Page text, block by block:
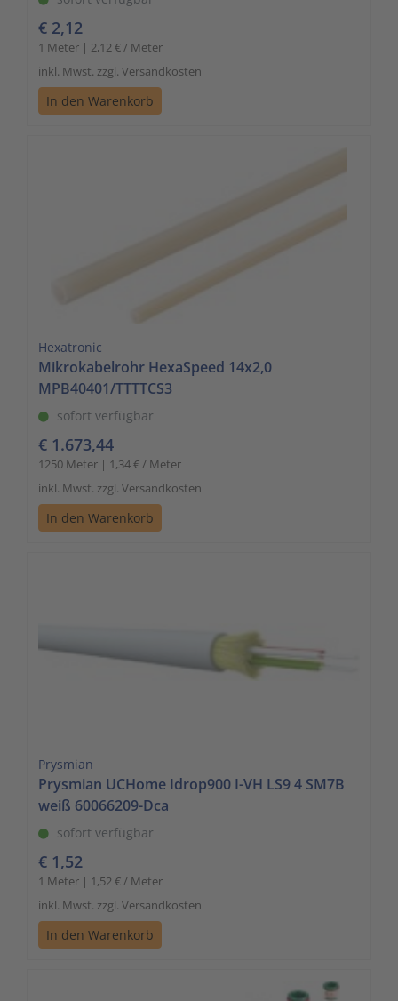
€ 2,12
1 Meter | 2,12 € / Meter
inkl. Mwst. zzgl. Versandkosten
In den Warenkorb
Hexatronic
Mikrokabelrohr HexaSpeed 14x2,0
MPB40401/TTTTCS3
sofort verfügbar
€ 1.673,44
1250 Meter | 1,34 € / Meter
inkl. Mwst. zzgl. Versandkosten
In den Warenkorb
Prysmian
Prysmian UCHome Idrop900 I-VH LS9 4 SM7B
weiß 60066209-Dca
sofort verfügbar
€ 1,52
1 Meter | 1,52 € / Meter
inkl. Mwst. zzgl. Versandkosten
In den Warenkorb